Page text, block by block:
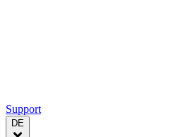
Support
DE